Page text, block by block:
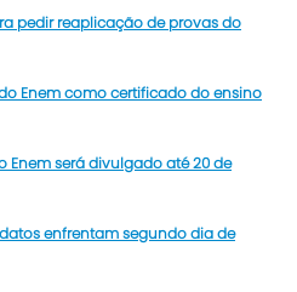
pedir reaplicação de provas do
Enem como certificado do ensino
Enem será divulgado até 20 de
enfrentam segundo dia de